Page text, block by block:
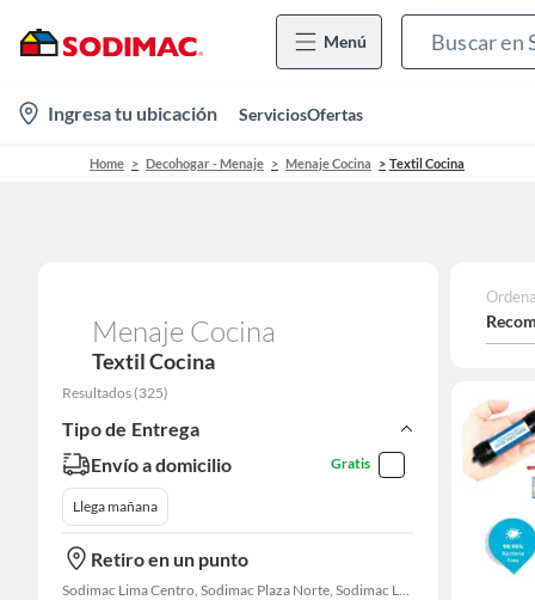
Menú
location-
icon
Ingresa tu ubicación ServiciosOfertas
Home Decohogar - Menaje Menaje Cocina Textil Cocina
Menaje Cocina
Textil Cocina
Resultados (325)
Tipo de Entrega
Envío a domicilio
Gratis
Llega mañana
Retiro en un punto
Sodimac Lima Centro, Sodimac Plaza Norte, Sodimac La Victoria, Sodimac San Miguel, Sodimac S. J. Lurigancho, Sodimac Primavera, Sodimac Chacarilla, Sodimac Av. La Molina, Sodimac Colonial, Maestro Barrios Altos, Sodimac Naranjal